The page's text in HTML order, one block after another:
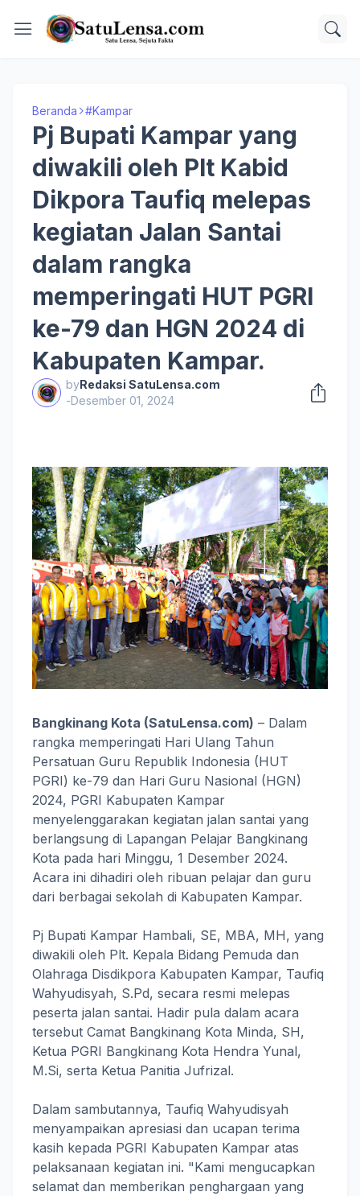
Beranda #Kampar
Pj Bupati Kampar yang
diwakili oleh Plt Kabid
Dikpora Taufiq melepas
kegiatan Jalan Santai
dalam rangka
memperingati HUT PGRI
ke-79 dan HGN 2024 di
Kabupaten Kampar.
byRedaksi SatuLensa.com
-Desember 01, 2024
Bangkinang Kota (SatuLensa.com) – Dalam
rangka memperingati Hari Ulang Tahun
Persatuan Guru Republik Indonesia (HUT
PGRI) ke-79 dan Hari Guru Nasional (HGN)
2024, PGRI Kabupaten Kampar
menyelenggarakan kegiatan jalan santai yang
berlangsung di Lapangan Pelajar Bangkinang
Kota pada hari Minggu, 1 Desember 2024.
Acara ini dihadiri oleh ribuan pelajar dan guru
dari berbagai sekolah di Kabupaten Kampar.
Pj Bupati Kampar Hambali, SE, MBA, MH, yang
diwakili oleh Plt. Kepala Bidang Pemuda dan
Olahraga Disdikpora Kabupaten Kampar, Taufiq
Wahyudisyah, S.Pd, secara resmi melepas
peserta jalan santai. Hadir pula dalam acara
tersebut Camat Bangkinang Kota Minda, SH,
Ketua PGRI Bangkinang Kota Hendra Yunal,
M.Si, serta Ketua Panitia Jufrizal.
Dalam sambutannya, Taufiq Wahyudisyah
menyampaikan apresiasi dan ucapan terima
kasih kepada PGRI Kabupaten Kampar atas
pelaksanaan kegiatan ini. "Kami mengucapkan
selamat dan memberikan penghargaan yang